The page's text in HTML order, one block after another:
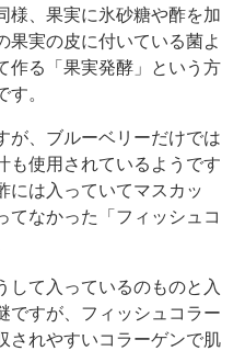
様、果実に氷砂糖や酢を加
果実の皮に付いている菌よ
作る「果実発酵」という方
。
が、ブルーベリーだけでは
も使用されているようです
には入っていてマスカッ
てなかった「フィッシュコ
して入っているのものと入
ですが、フィッシュコラー
されやすいコラーゲンで肌